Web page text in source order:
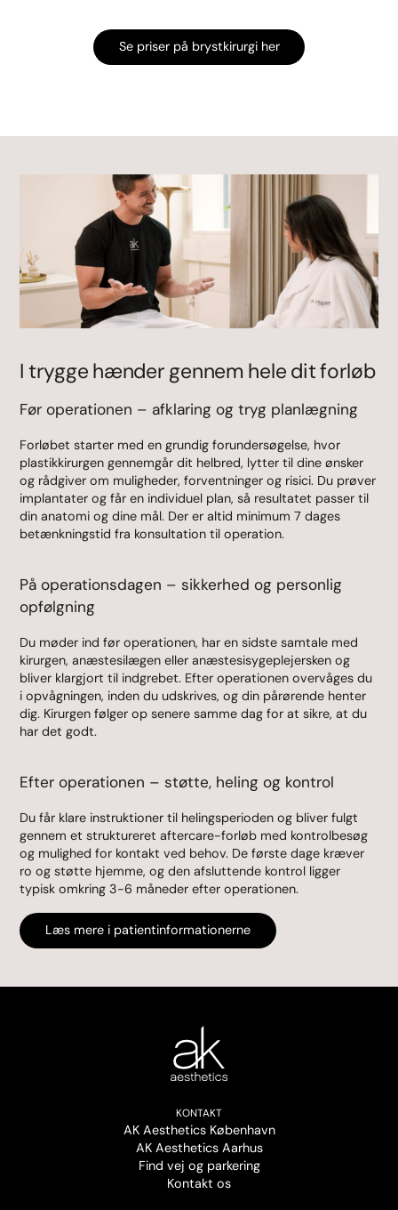
Se priser på brystkirurgi her
I trygge hænder gennem hele dit forløb
Før operationen – afklaring og tryg planlægning
Forløbet starter med en grundig forundersøgelse, hvor
plastikkirurgen gennemgår dit helbred, lytter til dine ønsker
og rådgiver om muligheder, forventninger og risici. Du prøver
implantater og får en individuel plan, så resultatet passer til
din anatomi og dine mål. Der er altid minimum 7 dages
betænkningstid fra konsultation til operation.
På operationsdagen – sikkerhed og personlig
opfølgning
Du møder ind før operationen, har en sidste samtale med
kirurgen, anæstesilægen eller anæstesisygeplejersken og
bliver klargjort til indgrebet. Efter operationen overvåges du
i opvågningen, inden du udskrives, og din pårørende henter
dig. Kirurgen følger op senere samme dag for at sikre, at du
har det godt.
Efter operationen – støtte, heling og kontrol
Du får klare instruktioner til helingsperioden og bliver fulgt
gennem et struktureret aftercare-forløb med kontrolbesøg
og mulighed for kontakt ved behov. De første dage kræver
ro og støtte hjemme, og den afsluttende kontrol ligger
typisk omkring 3-6 måneder efter operationen.
Læs mere i patientinformationerne
KONTAKT
AK Aesthetics København
AK Aesthetics Aarhus
Find vej og parkering
Kontakt os